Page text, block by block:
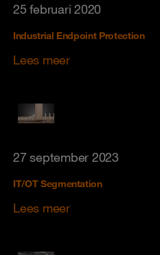
25 februari 2020
Industrial Endpoint Protection
Lees meer
27 september 2023
IT/OT Segmentation
Lees meer